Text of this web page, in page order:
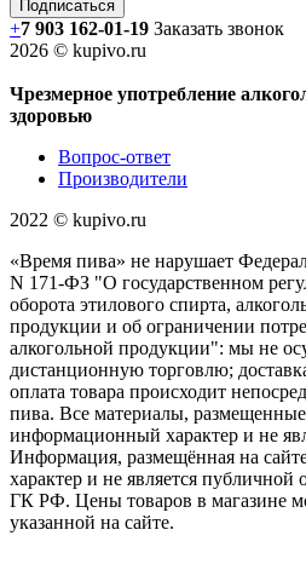
+7 903 162-01-19 Заказать звонок
2026 © kupivo.ru
Чрезмерное употребление
здоровью
Вопрос-ответ
Производители
2022 ©️ kupivo.ru
«Время пива» не нарушает
N 171-ФЗ "О государственном
оборота этилового спирта,
продукции и об ограничении
алкогольной продукции": мы не
дистанционную торговлю;
оплата товара происходит
пива. Все материалы, размещенные
информационный характер и не
Информация, размещённая на
характер и не является
ГК РФ. Цены товаров в магазине
указанной на сайте.